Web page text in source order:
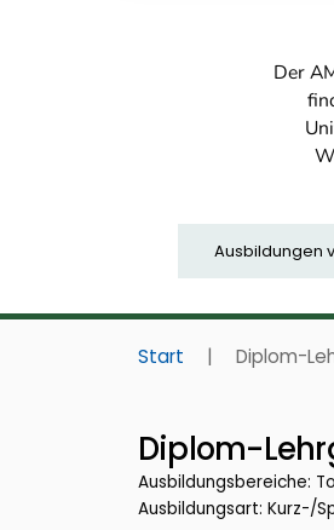
Der
Ausbildungen
Start | Diplom-
Diplom-
Ausbildungsbereiche:
Ausbildungsart: Kurz-/